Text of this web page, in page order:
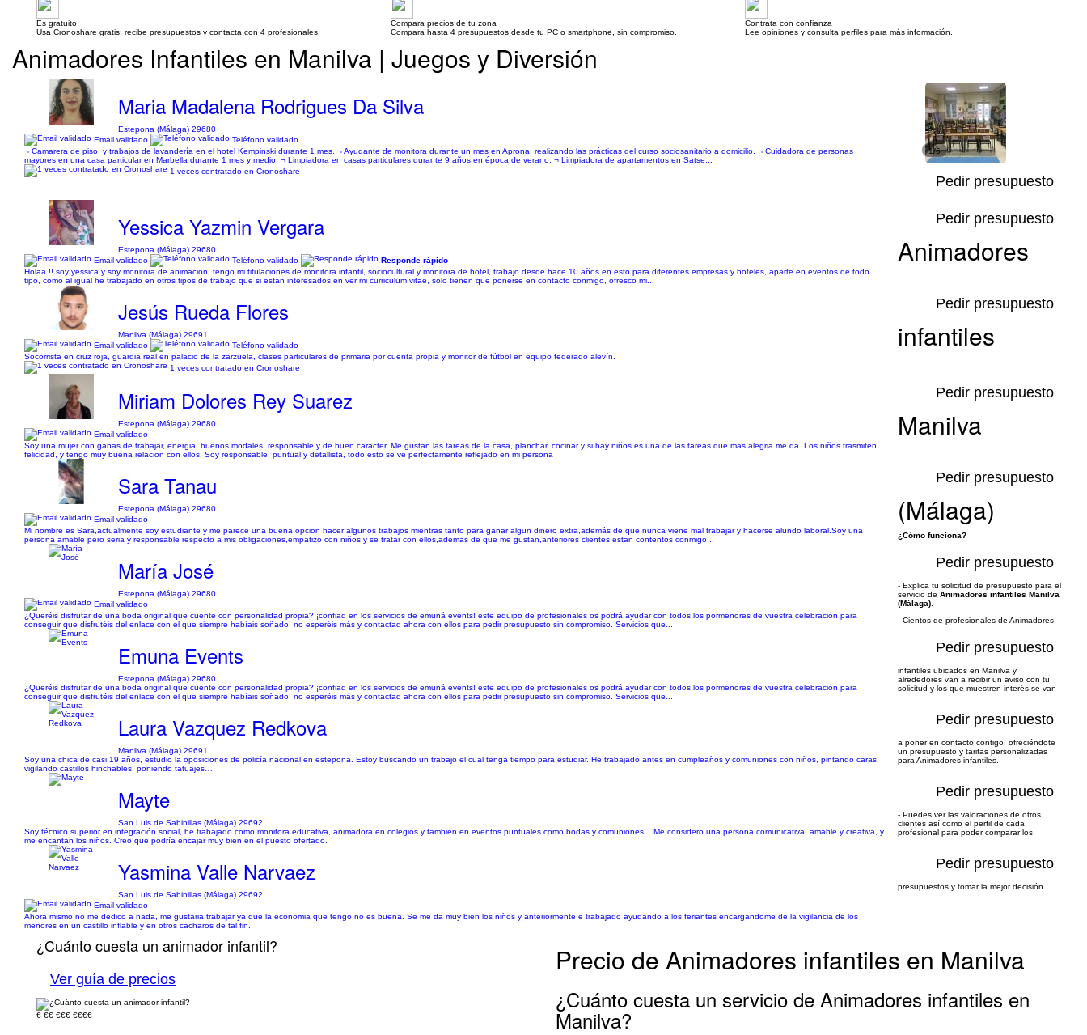
Es gratuito
Usa Cronoshare gratis: recibe presupuestos y contacta con 4 profesionales.
Compara precios de tu zona
Compara hasta 4 presupuestos desde tu PC o smartphone, sin compromiso.
Contrata con confianza
Lee opiniones y consulta perfiles para más información.
Animadores Infantiles en Manilva | Juegos y Diversión
Maria Madalena Rodrigues Da Silva
Estepona (Málaga) 29680
Email validado
Teléfono validado
¬ Camarera de piso, y trabajos de lavandería en el hotel Kempinski durante 1 mes. ¬ Ayudante de monitora durante un mes en Aprona, realizando las prácticas del curso sociosanitario a domicilio. ¬ Cuidadora de personas
mayores en una casa particular en Marbella durante 1 mes y medio. ¬ Limpiadora en casas particulares durante 9 años en época de verano. ¬ Limpiadora de apartamentos en Satse...
1 veces contratado en Cronoshare
1/6
Pedir presupuesto
Yessica Yazmin Vergara
Estepona (Málaga) 29680
Email validado
Teléfono validado
Responde rápido
Holaa !! soy yessica y soy monitora de animacion, tengo mi titulaciones de monitora infantil, sociocultural y monitora de hotel, trabajo desde hace 10 años en esto para diferentes empresas y hoteles, aparte en eventos de todo
tipo, como al igual he trabajado en otros tipos de trabajo que si estan interesados en ver mi curriculum vitae, solo tienen que ponerse en contacto conmigo, ofresco mi...
Pedir presupuesto
Jesús Rueda Flores
Manilva (Málaga) 29691
Email validado
Teléfono validado
Socorrista en cruz roja, guardia real en palacio de la zarzuela, clases particulares de primaria por cuenta propia y monitor de fútbol en equipo federado alevín.
1 veces contratado en Cronoshare
Pedir presupuesto
Miriam Dolores Rey Suarez
Estepona (Málaga) 29680
Email validado
Soy una mujer con ganas de trabajar, energia, buenos modales, responsable y de buen caracter. Me gustan las tareas de la casa, planchar, cocinar y si hay niños es una de las tareas que mas alegria me da. Los niños trasmiten
felicidad, y tengo muy buena relacion con ellos. Soy responsable, puntual y detallista, todo esto se ve perfectamente reflejado en mi persona
Pedir presupuesto
Sara Tanau
Estepona (Málaga) 29680
Email validado
Mi nombre es Sara,actualmente soy estudiante y me parece una buena opcion hacer algunos trabajos mientras tanto para ganar algun dinero extra,además de que nunca viene mal trabajar y hacerse alundo laboral.Soy una
persona amable pero seria y responsable respecto a mis obligaciones,empatizo con niños y se tratar con ellos,ademas de que me gustan,anteriores clientes estan contentos conmigo...
Pedir presupuesto
María José
Estepona (Málaga) 29680
Email validado
¿Queréis disfrutar de una boda original que cuente con personalidad propia? ¡confiad en los servicios de emuná events! este equipo de profesionales os podrá ayudar con todos los pormenores de vuestra celebración para
conseguir que disfrutéis del enlace con el que siempre habíais soñado! no esperéis más y contactad ahora con ellos para pedir presupuesto sin compromiso. Servicios que...
Pedir presupuesto
Emuna Events
Estepona (Málaga) 29680
¿Queréis disfrutar de una boda original que cuente con personalidad propia? ¡confiad en los servicios de emuná events! este equipo de profesionales os podrá ayudar con todos los pormenores de vuestra celebración para
conseguir que disfrutéis del enlace con el que siempre habíais soñado! no esperéis más y contactad ahora con ellos para pedir presupuesto sin compromiso. Servicios que...
Pedir presupuesto
Laura Vazquez Redkova
Manilva (Málaga) 29691
Soy una chica de casi 19 años, estudio la oposiciones de policía nacional en estepona. Estoy buscando un trabajo el cual tenga tiempo para estudiar. He trabajado antes en cumpleaños y comuniones con niños, pintando caras,
vigilando castillos hinchables, poniendo tatuajes…
Pedir presupuesto
Mayte
San Luis de Sabinillas (Málaga) 29692
Soy técnico superior en integración social, he trabajado como monitora educativa, animadora en colegios y también en eventos puntuales como bodas y comuniones... Me considero una persona comunicativa, amable y creativa, y
me encantan los niños. Creo que podría encajar muy bien en el puesto ofertado.
Pedir presupuesto
Yasmina Valle Narvaez
San Luis de Sabinillas (Málaga) 29692
Email validado
Ahora mismo no me dedico a nada, me gustaria trabajar ya que la economia que tengo no es buena. Se me da muy bien los niños y anteriormente e trabajado ayudando a los feriantes encargandome de la vigilancia de los
menores en un castillo inflable y en otros cacharos de tal fin.
Pedir presupuesto
¿Cuánto cuesta un animador infantil?
Ver guía de precios
€ €€ €€€ €€€€
Precio de Animadores infantiles en Manilva
¿Cuánto cuesta un servicio de Animadores infantiles en
Manilva?
Animadores
infantiles
Manilva
(Málaga)
¿Cómo funciona?
- Explica tu solicitud de presupuesto para el
servicio de Animadores infantiles Manilva
(Málaga)
- Cientos de profesionales de Animadores
infantiles ubicados en Manilva y
alrededores van a recibir un aviso con tu
solicitud y los que muestren interés se van
a poner en contacto contigo, ofreciéndote
un presupuesto y tarifas personalizadas
para Animadores infantiles.
- Puedes ver las valoraciones de otros
clientes así como el perfil de cada
profesional para poder comparar los
presupuestos y tomar la mejor decisión.